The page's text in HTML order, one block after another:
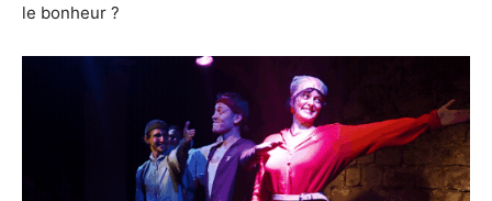
le bonheur ?